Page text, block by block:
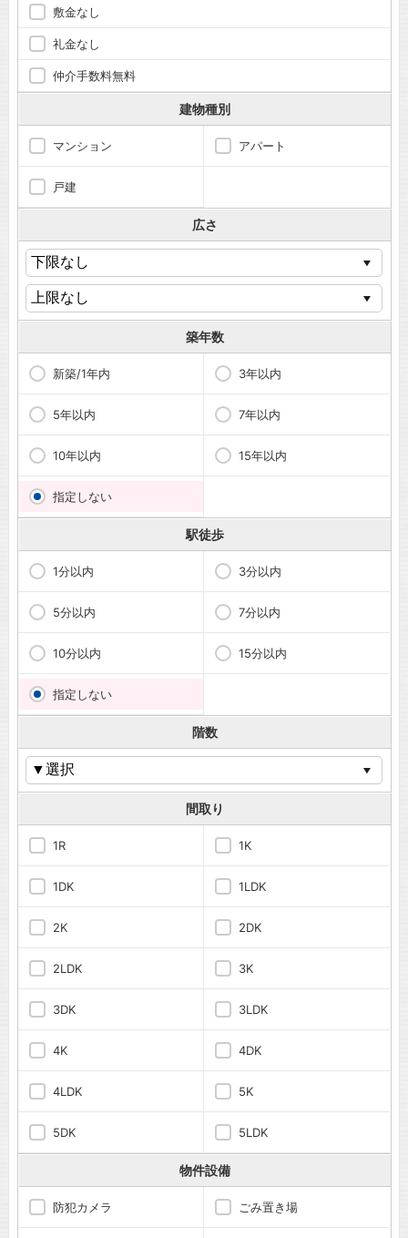
敷金なし
礼金なし
仲介手数料無料
建物種別
マンション アパート
戸建
広さ
築年数
新築/1年内 3年以内
5年以内 7年以内
10年以内 15年以内
指定しない
駅徒歩
1分以内 3分以内
5分以内 7分以内
10分以内 15分以内
指定しない
階数
間取り
1R 1K
1DK 1LDK
2K 2DK
2LDK 3K
3DK 3LDK
4K 4DK
4LDK 5K
5DK 5LDK
物件設備
防犯カメラ ごみ置き場